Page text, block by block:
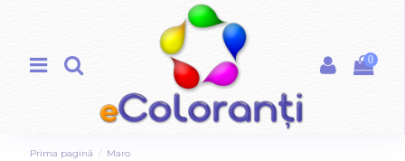
0
Prima pagină Maro